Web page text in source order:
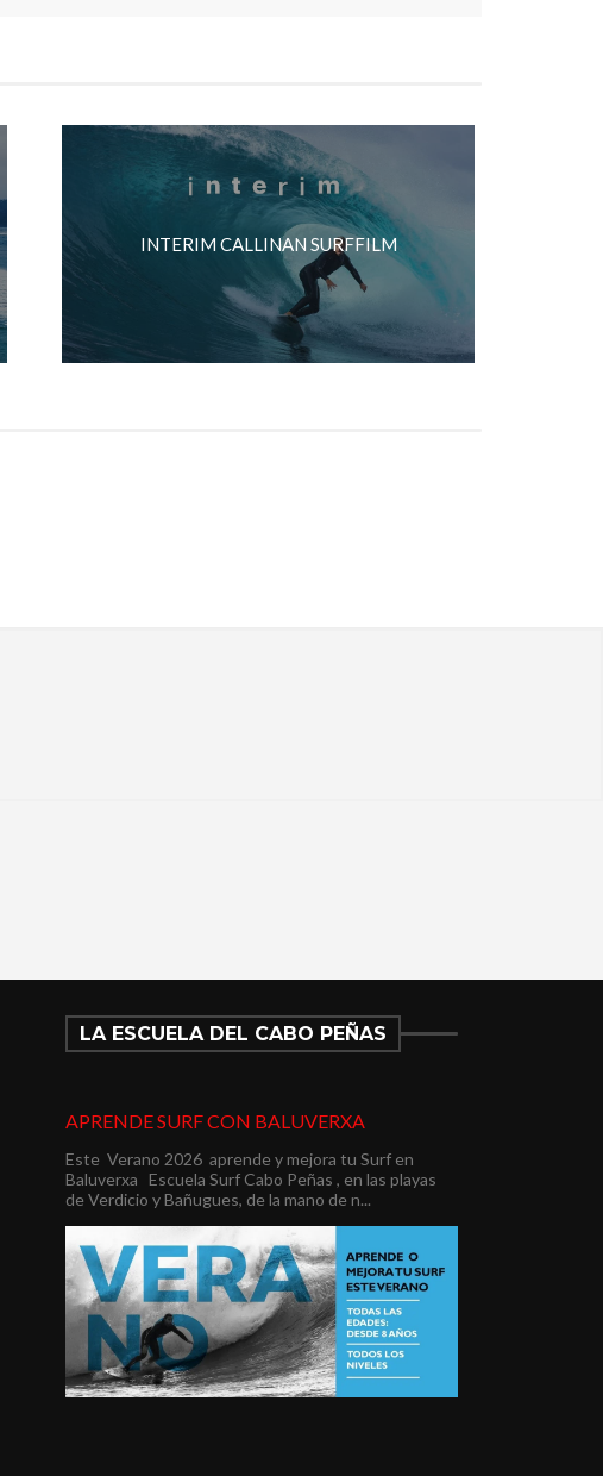
INTERIM CALLINAN SURFFILM
LA ESCUELA DEL CABO PEÑAS
APRENDE SURF CON BALUVERXA
Este Verano 2026 aprende y mejora tu Surf en
Baluverxa Escuela Surf Cabo Peñas , en las playas
de Verdicio y Bañugues, de la mano de n...